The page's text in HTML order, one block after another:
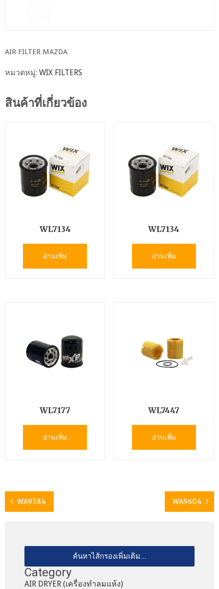
AIR FILTER MAZDA
หมวดหมู่: WIX FILTERS
สินค้าที่เกี่ยวข้อง
WL7134
อ่านเพิ่ม
WL7134
อ่านเพิ่ม
WL7177
อ่านเพิ่ม
WL7447
อ่านเพิ่ม
WA9584 WA9604
ค้นหาไส้กรองเพิ่มเติม...
Category
AIR DRYER (เครื่องทำลมแห้ง)